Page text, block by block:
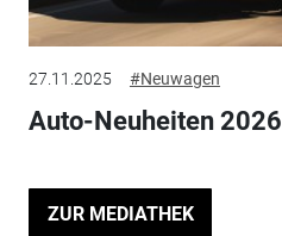
27.11.2025 #Neuwagen
Auto-Neuheiten 2026
ZUR MEDIATHEK